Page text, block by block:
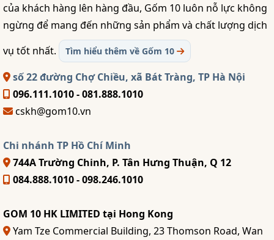
của khách hàng lên hàng đầu, Gốm 10 luôn nỗ lực không
ngừng để mang đến những sản phẩm và chất lượng dịch
vụ tốt nhất.
Tìm hiểu thêm về Gốm 10
số 22 đường Chợ Chiều, xã Bát Tràng, TP Hà Nội
096.111.1010 - 081.888.1010
cskh@gom10.vn
Chi nhánh TP Hồ Chí Minh
744A Trường Chinh, P. Tân Hưng Thuận, Q 12
084.888.1010 - 098.246.1010
GOM 10 HK LIMITED tại Hong Kong
Yam Tze Commercial Building, 23 Thomson Road, Wan